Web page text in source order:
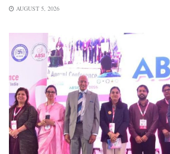
AUGUST 5, 2026